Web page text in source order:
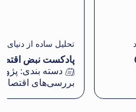
تحلیل ساده از دنیای
پادکست نبض
دسته بندی:
بررسی‌های